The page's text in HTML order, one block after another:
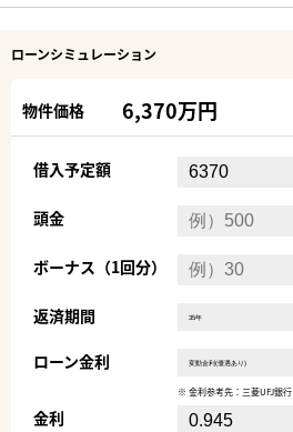
ローンシミュレーション
物件価格 6,370万円
借入予定額
頭金
ボーナス（1回分）
返済期間
ローン金利
※ 金利参考先：三菱UFJ銀行
金利